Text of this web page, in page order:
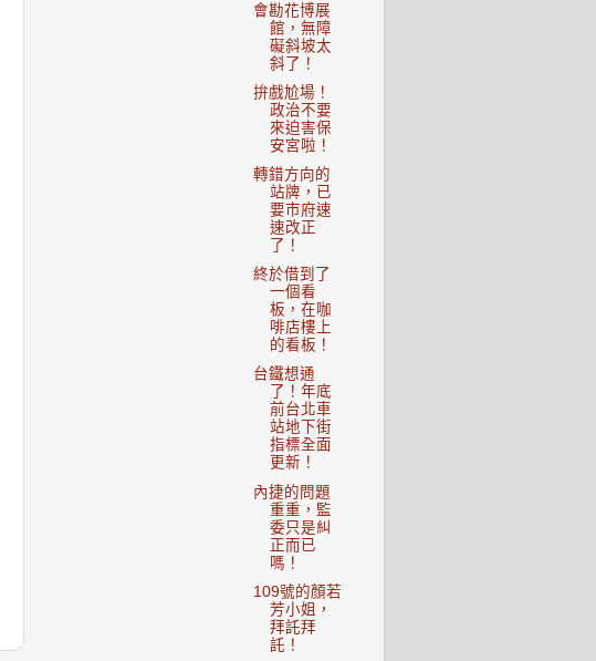
會勘花博展
館，無障
礙斜坡太
斜了！
拚戲尬場！
政治不要
來迫害保
安宮啦！
轉錯方向的
站牌，已
要市府速
速改正
了！
終於借到了
一個看
板，在咖
啡店樓上
的看板！
台鐵想通
了！年底
前台北車
站地下街
指標全面
更新！
內捷的問題
重重，監
委只是糾
正而已
嗎！
109號的顏若
芳小姐，
拜託拜
託！